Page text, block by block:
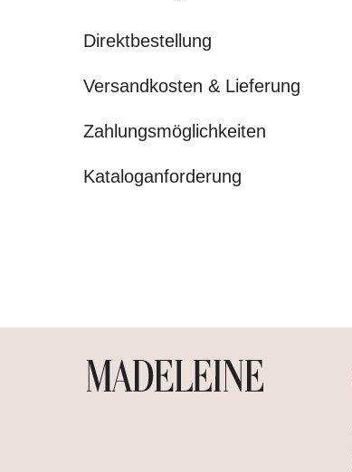
Direktbestellung
Versandkosten & Lieferung
Zahlungsmöglichkeiten
Kataloganforderung